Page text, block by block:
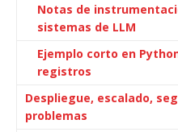
Notas de
sistemas de LLM
Ejemplo corto en
registros
Despliegue, escalado,
problemas